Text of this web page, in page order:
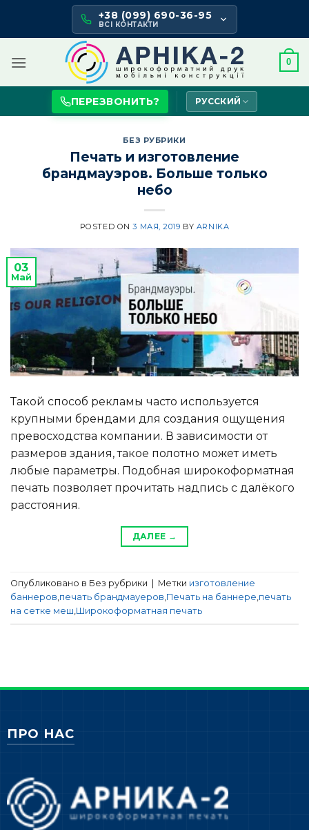
content
+38 (099) 690-36-95
ВСІ КОНТАКТИ
0
ПЕРЕЗВОНИТЬ? РУССКИЙ
БЕЗ РУБРИКИ
Печать и изготовление
брандмауэров. Больше только
небо
POSTED ON3 МАЯ, 2019 BY ARNIKA
03
Май
Такой способ рекламы часто используется
крупными брендами для создания ощущения
превосходства компании. В зависимости от
размеров здания, такое полотно может иметь
любые параметры. Подобная широкоформатная
печать позволяет прочитать надпись с далёкого
расстояния.
ДАЛЕЕ →
Опубликовано в Без рубрики Метки изготовление
баннеров,печать брандмауеров,Печать на баннере,печать
на сетке меш,Широкоформатная печать
ПРО НАС